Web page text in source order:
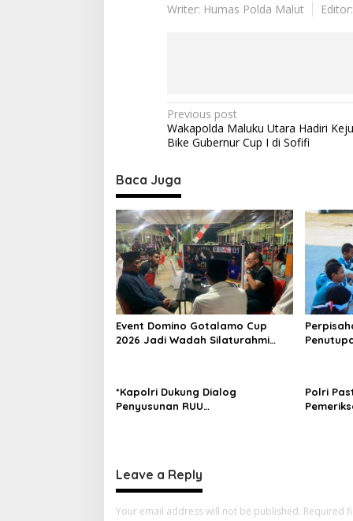
Writer: Humas Polda Malut
P
o
t
n
a
v
i
g
a
t
o
n
Previous post
Wakapolda Maluku Utara Hadiri
Bike Gubernur Cup I di Sofifi
Baca Juga
Event Domino Gotalamo Cup
2026 Jadi Wadah Silaturahmi
*Kapolri Dukung Dialog
Penyusunan RUU
Polri
Leave a Reply
Your email address will not be published. Required